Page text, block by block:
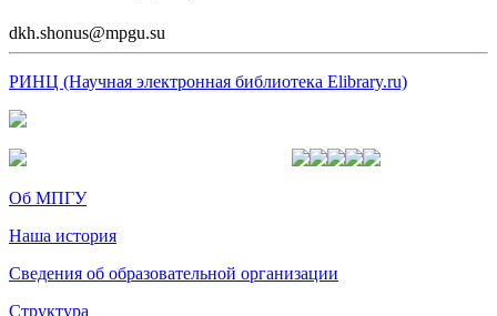
dkh.shonus@mpgu.su
РИНЦ (Научная электронная библиотека Elibrary.ru)
Об МПГУ
Наша история
Сведения об образовательной организации
Структура